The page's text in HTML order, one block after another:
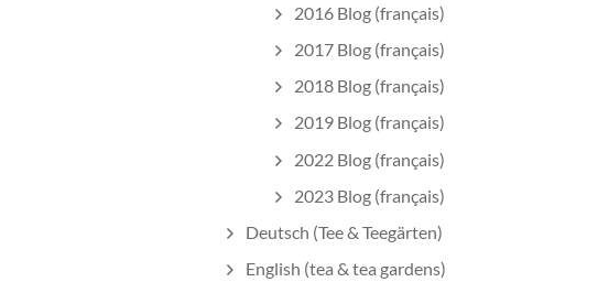
2016 Blog (français)
2017 Blog (français)
2018 Blog (français)
2019 Blog (français)
2022 Blog (français)
2023 Blog (français)
Deutsch (Tee & Teegärten)
English (tea & tea gardens)